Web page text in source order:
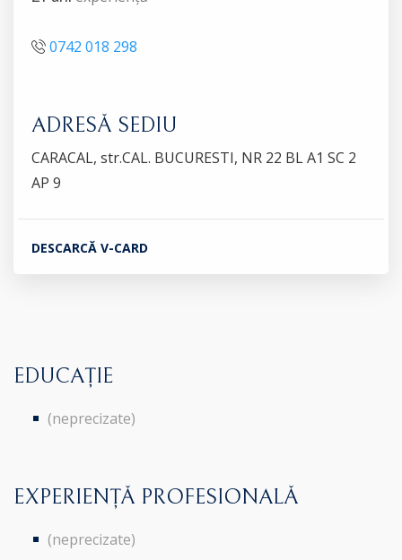
0742 018 298
ADRESĂ SEDIU
CARACAL, str.CAL. BUCURESTI, NR 22 BL A1 SC 2
AP 9
DESCARCĂ V-CARD
EDUCAȚIE
(neprecizate)
EXPERIENȚĂ PROFESIONALĂ
(neprecizate)